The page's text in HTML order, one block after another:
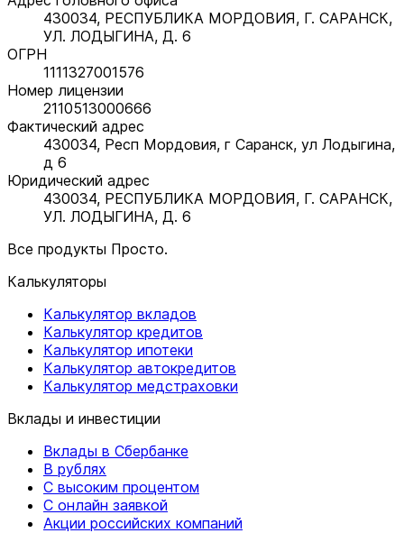
430034, РЕСПУБЛИКА МОРДОВИЯ, Г. САРАНСК,
УЛ. ЛОДЫГИНА, Д. 6
ОГРН
1111327001576
Номер лицензии
2110513000666
Фактический адрес
430034, Респ Мордовия, г Саранск, ул Лодыгина,
д 6
Юридический адрес
430034, РЕСПУБЛИКА МОРДОВИЯ, Г. САРАНСК,
УЛ. ЛОДЫГИНА, Д. 6
Все продукты Просто.
Калькуляторы
Калькулятор вкладов
Калькулятор кредитов
Калькулятор ипотеки
Калькулятор автокредитов
Калькулятор медстраховки
Вклады и инвестиции
Вклады в Сбербанке
В рублях
С высоким процентом
С онлайн заявкой
Акции российских компаний